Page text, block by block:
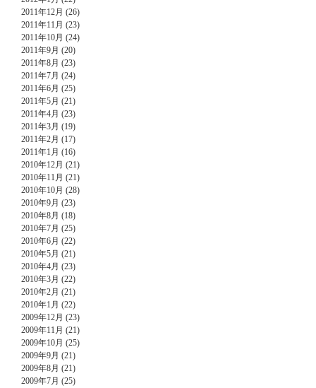
2011年12月 (26)
2011年11月 (23)
2011年10月 (24)
2011年9月 (20)
2011年8月 (23)
2011年7月 (24)
2011年6月 (25)
2011年5月 (21)
2011年4月 (23)
2011年3月 (19)
2011年2月 (17)
2011年1月 (16)
2010年12月 (21)
2010年11月 (21)
2010年10月 (28)
2010年9月 (23)
2010年8月 (18)
2010年7月 (25)
2010年6月 (22)
2010年5月 (21)
2010年4月 (23)
2010年3月 (22)
2010年2月 (21)
2010年1月 (22)
2009年12月 (23)
2009年11月 (21)
2009年10月 (25)
2009年9月 (21)
2009年8月 (21)
2009年7月 (25)